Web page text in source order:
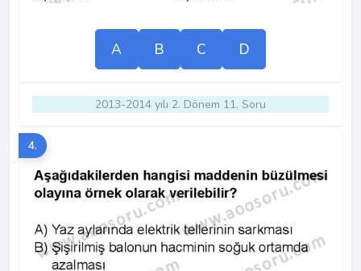
A B C D
2013-2014 yılı 2. Dönem 11. Soru
4.